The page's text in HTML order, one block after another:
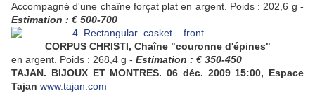
Accompagné d'une chaîne forçat plat en argent. Poids : 202,6 g -
Estimation : € 500-700
CORPUS CHRISTI, Chaîne "couronne d'épines"
en argent. Poids : 268,4 g - Estimation : € 350-450
TAJAN. BIJOUX ET MONTRES. 06 déc. 2009 15:00, Espace
Tajan www.tajan.com